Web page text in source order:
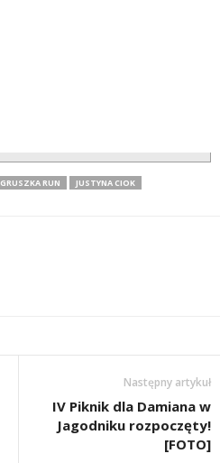
GRUSZKA RUN
JUSTYNA CIOK
Następny artykuł
IV Piknik dla Damiana w
Jagodniku rozpoczęty!
[FOTO]